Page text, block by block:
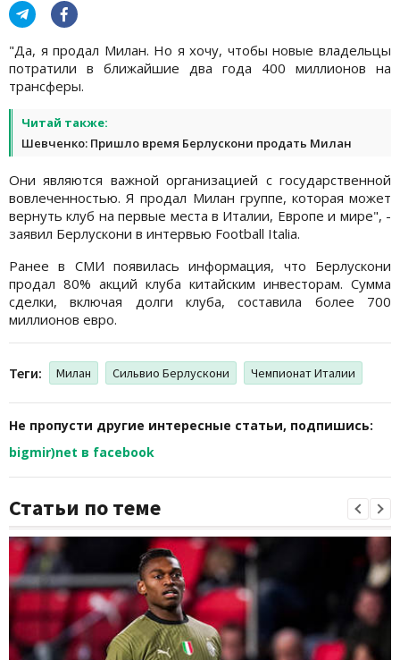
"Да, я продал Милан. Но я хочу, чтобы новые владельцы
потратили в ближайшие два года 400 миллионов на
трансферы.
Читай также:
Шевченко: Пришло время Берлускони продать Милан
Они являются важной организацией с государственной
вовлеченностью. Я продал Милан группе, которая может
вернуть клуб на первые места в Италии, Европе и мире", -
заявил Берлускони в интервью Football Italia.
Ранее в СМИ появилась информация, что Берлускони
продал 80% акций клуба китайским инвесторам. Сумма
сделки, включая долги клуба, составила более 700
миллионов евро.
Теги: Милан Сильвио Берлускони Чемпионат Италии
Не пропусти другие интересные статьи, подпишись:
bigmir)net в facebook
Статьи по теме